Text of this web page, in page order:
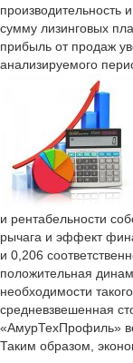
производительность
сумму лизинговых
прибыль от продаж
анализируемого
и рентабельности
рычага и эффект
и 0,206
положительная
необходимости
средневзвешенная
«АмурТехПрофиль»
Таким образом,